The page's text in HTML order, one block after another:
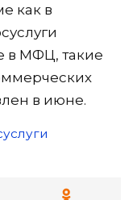
как в
в МФЦ, такие
в июне.